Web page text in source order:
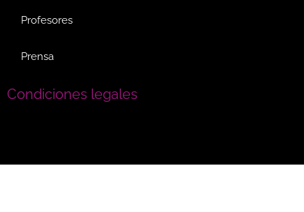
Profesores
Prensa
Condiciones legales